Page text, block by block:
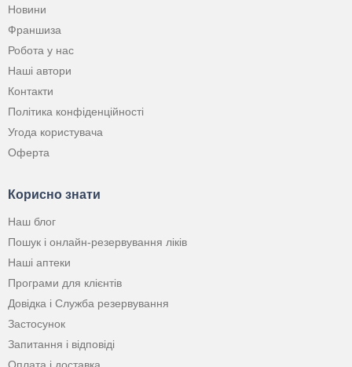
Новини
Франшиза
Робота у нас
Наші автори
Контакти
Політика конфіденційності
Угода користувача
Оферта
Корисно знати
Наш блог
Пошук і онлайн-резервування ліків
Наші аптеки
Програми для клієнтів
Довідка і Служба резервування
Застосунок
Запитання і відповіді